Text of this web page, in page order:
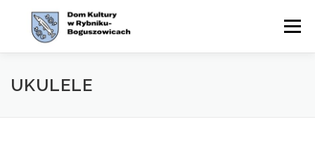
Menu
WYDARZENIA
UKULELE